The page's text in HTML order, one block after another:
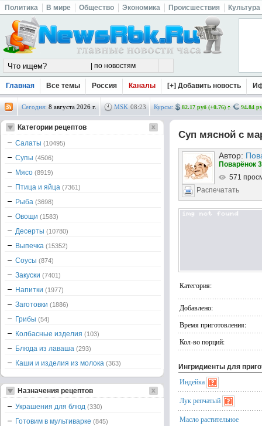
Политика В мире Общество Экономика Происшествия Культура
Главная Все темы Россия Каналы [+] Добавить новость
Сегодня: 8 августа 2026 г. MSK 08:23 Курсы: 82.17 руб (+0.76) 94.84
Суп мясной с
Автор:
Поварёнок
571
Распечатать
Категория:
Добавлено:
Время приготовления:
Кол-во порций:
Ингридиенты для
Индейка
Лук репчатый
Масло растительное
Категории рецептов
Салаты (10495)
Супы (4506)
Мясо (8919)
Птица и яйца (7361)
Рыба (3698)
Овощи (1583)
Десерты (10780)
Выпечка (15352)
Соусы (874)
Закуски (7401)
Напитки (1977)
Заготовки (1886)
Грибы (54)
Колбасные изделия (103)
Блюда из лаваша (293)
Каши и изделия из молока (363)
Назначения рецептов
Украшения для блюд (330)
Готовим в мультиварке (845)